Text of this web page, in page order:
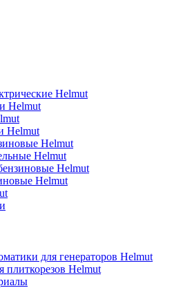
Helmut
Helmut
Helmut
Helmut
Helmut
Helmut
Helmut
для генераторов Helmut
Helmut